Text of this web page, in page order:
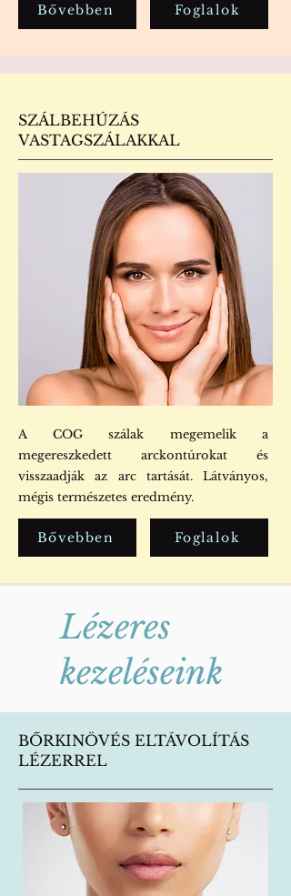
Bővebben Foglalok
SZÁLBEHÚZÁS
VASTAGSZÁLAKKAL
​A COG szálak megemelik a
megereszkedett arckontúrokat és
visszaadják az arc tartását. Látványos,
mégis természetes eredmény.
Bővebben Foglalok
Lézeres
kezeléseink
BŐRKINÖVÉS ELTÁVOLÍTÁS
LÉZERREL